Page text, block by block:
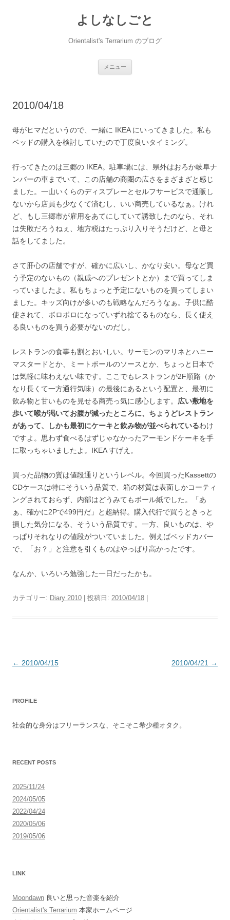
よしなしごと
Orientalist's Terrarium のブログ
メニュー
2010/04/18
母がヒマだというので、一緒に IKEA にいってきました。私も
ベッドの購入を検討していたので丁度良いタイミング。
行ってきたのは三郷の IKEA。駐車場には、県外はおろか岐阜ナ
ンバーの車までいて、この店舗の商圏の広さをまざまざと感じ
ました。一山いくらのディスプレーとセルフサービスで通販し
ないから店員も少なくて済むし、いい商売しているなぁ。けれ
ど、もし三郷市が雇用をあてにしていて誘致したのなら、それ
は失敗だろうねぇ、地方税はたっぷり入りそうだけど、と母と
話をしてました。
さて肝心の店舗ですが、確かに広いし、かなり安い。母など買
う予定のないもの（親戚へのプレゼントとか）まで買ってしま
っていましたよ。私もちょっと予定にないものを買ってしまい
ました。キッズ向けが多いのも戦略なんだろうなぁ。子供に酷
使されて、ボロボロになっていずれ捨てるものなら、長く使え
る良いものを買う必要がないのだし。
レストランの食事も割とおいしい。サーモンのマリネとハニー
マスタードとか、ミートボールのソースとか、ちょっと日本で
は気軽に味わえない味です。ここでもレストランが2F順路（か
なり長くて一方通行気味）の最後にあるという配置と、最初に
飲み物と甘いものを見せる商売っ気に感心します。 広い敷地を
歩いて喉が渇いてお腹が減ったところに、ちょうどレストラン
があって、しかも最初にケーキと飲み物が並べられているわけ
ですよ。思わず食べるはずじゃなかったアーモンドケーキを手
に取っちゃいましたよ。IKEA すげえ。
買った品物の質は値段通りというレベル。今回買ったKassettの
CDケースは特にそういう品質で、箱の材質は表面しかコーティ
ングされておらず、内部はどうみてもボール紙でした。「あ
ぁ、確かに2Pで499円だ」と超納得。購入代行で買うときっと
損した気分になる、そういう品質です。一方、良いものは、や
っぱりそれなりの値段がついていました。例えばベッドカバー
で、「お？」と注意を引くものはやっぱり高かったです。
なんか、いろいろ勉強した一日だったかも。
カテゴリー: Diary 2010 | 投稿日: 2010/04/18
投
ゲ
ョ
← 2010/04/15 2010/04/21 →
PROFILE
社会的な身分はフリーランスな、そこそこ希少種オタク。
RECENT POSTS
2025/11/24
2024/05/05
2022/04/24
2020/05/06
2019/05/06
LINK
Moondawn 良いと思った音楽を紹介
Orientalist's Terrarium 本家ホームページ